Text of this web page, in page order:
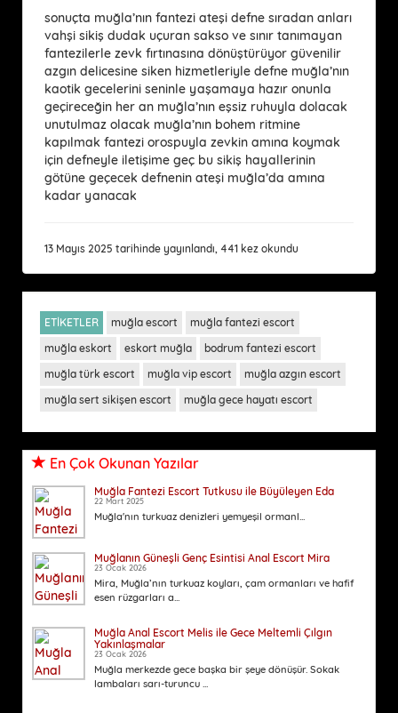
sonuçta muğla’nın fantezi ateşi defne sıradan anları
vahşi sikiş dudak uçuran sakso ve sınır tanımayan
fantezilerle zevk fırtınasına dönüştürüyor güvenilir
azgın delicesine siken hizmetleriyle defne muğla’nın
kaotik gecelerini seninle yaşamaya hazır onunla
geçireceğin her an muğla’nın eşsiz ruhuyla dolacak
unutulmaz olacak muğla’nın bohem ritmine
kapılmak fantezi orospuyla zevkin amına koymak
için defneyle iletişime geç bu sikiş hayallerinin
götüne geçecek defnenin ateşi muğla’da amına
kadar yanacak
13 Mayıs 2025 tarihinde yayınlandı, 441 kez okundu
ETİKETLER muğla escort
muğla fantezi escort
muğla eskort
eskort muğla
bodrum fantezi escort
muğla türk escort
muğla vip escort
muğla azgın escort
muğla sert sikişen escort
muğla gece hayatı escort
En Çok Okunan Yazılar
Muğla Fantezi Escort Tutkusu ile Büyüleyen Eda
22 Mart 2025
Muğla'nın turkuaz denizleri yemyeşil ormanl...
Muğlanın Güneşli Genç Esintisi Anal Escort Mira
23 Ocak 2026
Mira, Muğla’nın turkuaz koyları, çam ormanları ve hafif
esen rüzgarları a...
Muğla Anal Escort Melis ile Gece Meltemli Çılgın
Yakınlaşmalar
23 Ocak 2026
Muğla merkezde gece başka bir şeye dönüşür. Sokak
lambaları sarı-turuncu ...